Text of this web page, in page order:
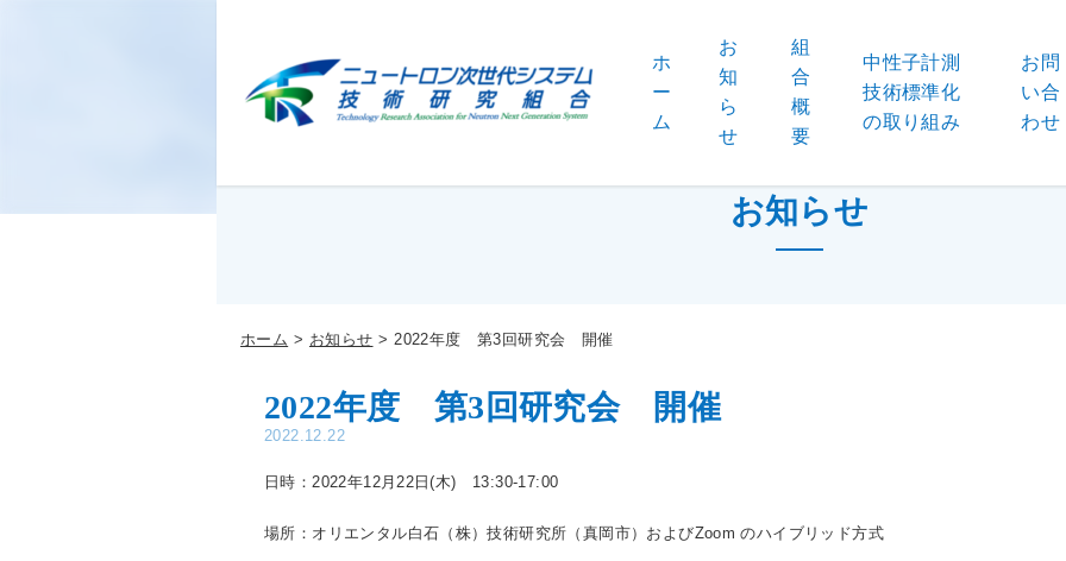
ホ
ー
ム
お
知
ら
せ
組
合
概
要
中性子計測
技術標準化
の取り組み
お問
い合
わせ
お知らせ
ホーム お知らせ 2022年度 第3回研究会 開催
2022年度 第3回研究会 開催
2022.12.22
日時：2022年12月22日(木) 13:30-17:00
場所：オリエンタル白石（株）技術研究所（真岡市）およびZoom のハイブリッド方式